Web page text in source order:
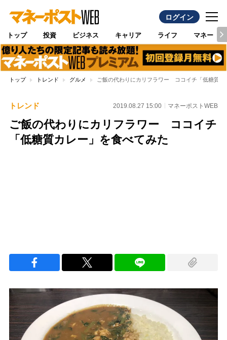
ログイン
トップ 投資 ビジネス キャリア ライフ マネー
トップ トレンド グルメ ご飯の代わりにカリフラワー ココイチ「低糖質カ
トレンド 2019.08.27 15:00 マネーポストWEB
ご飯の代わりにカリフラワー ココイチ
「低糖質カレー」を食べてみた